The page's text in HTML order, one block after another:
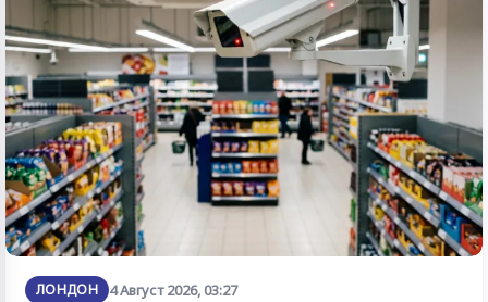
ЛОНДОН 4 Август 2026, 03:27